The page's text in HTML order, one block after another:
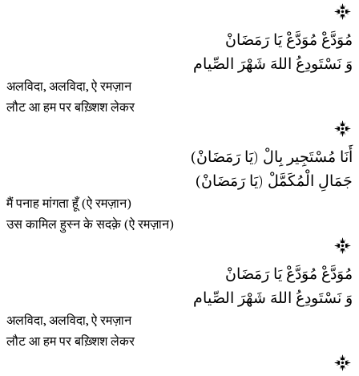
مُوَدَّعْ مُوَدَّعْ يَا رَمَضَانْ
وَ نَسْتَودِعُ اللهَ شَهْرَ الصِّيام
अलविदा, अलविदा, ऐ रमज़ान
लौट आ हम पर बख़्शिश लेकर
أَنَا مُسْتَجِير بِالْ (يَا رَمَضَانْ)
جَمَالِ الْمُكَمَّلْ (يَا رَمَضَانْ)
मैं पनाह मांगता हूँ (ऐ रमज़ान)
उस कामिल हुस्न के सदक़े (ऐ रमज़ान)
مُوَدَّعْ مُوَدَّعْ يَا رَمَضَانْ
وَ نَسْتَودِعُ اللهَ شَهْرَ الصِّيام
अलविदा, अलविदा, ऐ रमज़ान
लौट आ हम पर बख़्शिश लेकर